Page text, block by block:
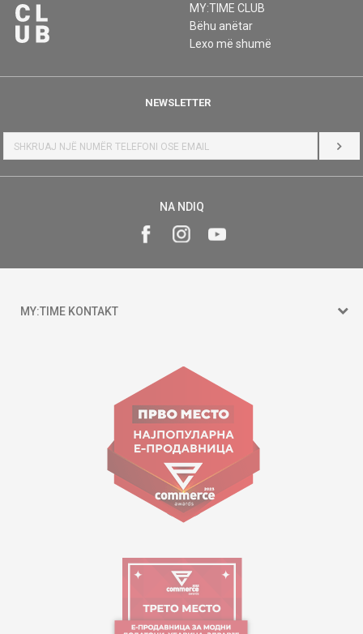
MY:TIME CLUB
Bëhu anëtar
Lexo më shumë
NEWSLETTER
HYR
NA NDIQ
MY:TIME KONTAKT
Goce Nikolovski 74 Shkup
contact@mytime.mk
Orari i punës:
09:00 - 17:00